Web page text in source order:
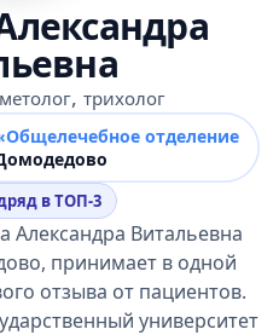
, трихолог
отделение
в ТОП-3
Александра Витальевна
принимает в одной
отзыва от пациентов.
университет